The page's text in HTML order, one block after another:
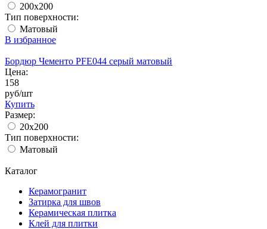
200x200
Тип поверхности:
Матовый
В избранное
Бордюр Чементо PFE044 серый матовый
Цена:
158
руб/шт
Купить
Размер:
20х200
Тип поверхности:
Матовый
Каталог
Керамогранит
Затирка для швов
Керамическая плитка
Клей для плитки